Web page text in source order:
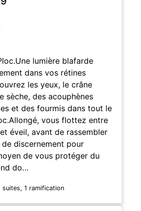
lumière blafarde
dans vos rétines
les yeux, le crâne
sèche, des acouphènes
et des fourmis dans tout le
vous flottez entre
éveil, avant de rassembler
discernement pour
de vous protéger du
do…
suites, 1 ramification